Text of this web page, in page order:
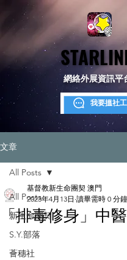
網絡外展資訊平
我要搵社工
文章
All Posts
新生命團契
S.Y.部落
薈穗社
All Posts
「排毒修身」中
基督教新生命團契 澳門
2023年4月13日 讀畢需時 0 分鐘